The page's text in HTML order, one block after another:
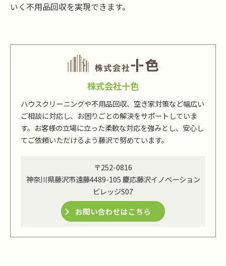
いく不用品回収を実現できます。
株式会社十色
ハウスクリーニングや不用品回収、空き家対策など幅広い
ご相談に対応し、お困りごとの解決をサポートしていま
す。お客様の立場に立った柔軟な対応を強みとし、安心し
てご依頼いただけるよう藤沢で努めています。
〒252-0816
神奈川県藤沢市遠藤4489-105 慶応藤沢イノベーション
ビレッジS07
お問い合わせはこちら